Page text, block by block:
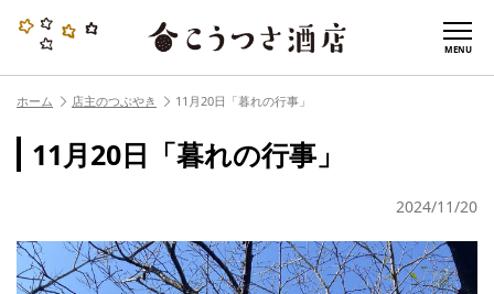
MENU
ホーム 店主のつぶやき 11月20日「暮れの行事」
11月20日「暮れの行事」
2024/11/20